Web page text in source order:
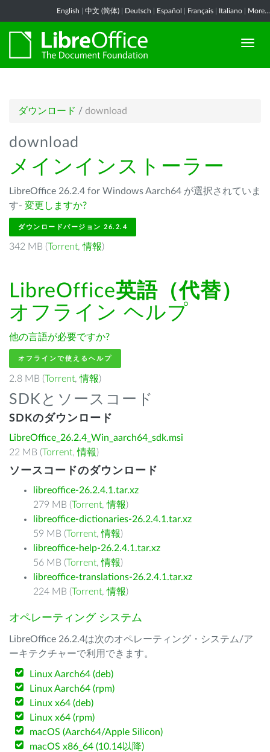
English 中文 (简体) Deutsch Español Français Italiano More...
ダウンロード / download
download
メインインストーラー
LibreOffice 26.2.4 for Windows Aarch64 が選択されていま
す- 変更しますか?
ダウンロードバージョン 26.2.4
342 MB (Torrent,情報)
LibreOffice英語（代替）
オフライン ヘルプ
他の言語が必要ですか?
オフラインで使えるヘルプ
2.8 MB (Torrent,情報)
SDKとソースコード
SDKのダウンロード
LibreOffice_26.2.4_Win_aarch64_sdk.msi
22 MB (Torrent,情報)
ソースコードのダウンロード
libreoffice-26.2.4.1.tar.xz
279 MB (Torrent,情報)
libreoffice-dictionaries-26.2.4.1.tar.xz
59 MB (Torrent,情報)
libreoffice-help-26.2.4.1.tar.xz
56 MB (Torrent,情報)
libreoffice-translations-26.2.4.1.tar.xz
224 MB (Torrent,情報)
オペレーティング システム
LibreOffice 26.2.4は次のオペレーティング・システム/ア
ーキテクチャーで利用できます。
Linux Aarch64 (deb)
Linux Aarch64 (rpm)
Linux x64 (deb)
Linux x64 (rpm)
macOS (Aarch64/Apple Silicon)
macOS x86_64 (10.14以降)